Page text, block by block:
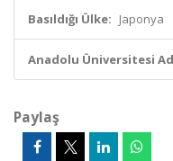
Basıldığı Ülke: Japonya
Anadolu Üniversitesi
Paylaş